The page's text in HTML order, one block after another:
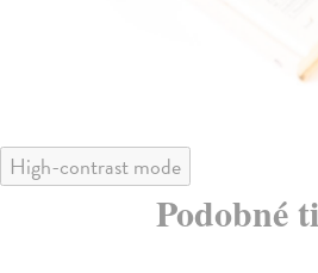
High-contrast mode
Podobné